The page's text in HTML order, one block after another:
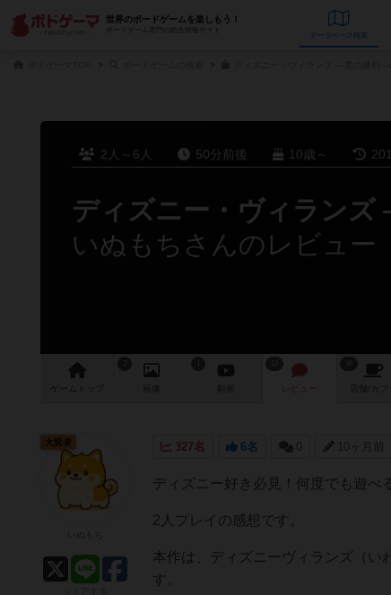
世界のボードゲームを楽しもう！
ボードゲーム専門の総合情報サイト
データベース
2人～6人 50分前後 10歳～
ディズニー・ヴィラン
いぬもちさんのレビュー
ゲーム 画像 レビュー 店舗/ カフ
327名 6名 0 10ヶ月前
ディズニー好き必見！何度でも遊べ
2人プレイの感想です。
本作は、ディズニーヴィランズ（い
す。
大賢者